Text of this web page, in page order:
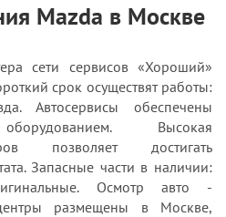
Mazda в Москве
сети сервисов «Хороший»
срок осуществят работы:
Автосервисы обеспечены
Высокая
позволяет достигать
Запасные части в наличии:
Осмотр авто -
размещены в Москве,